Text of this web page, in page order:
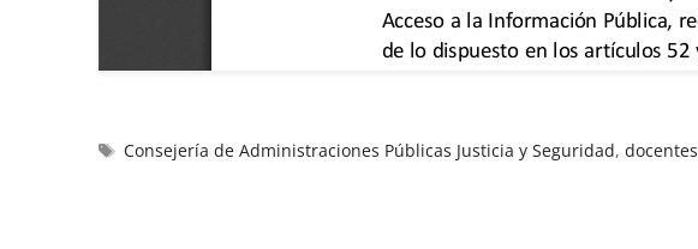
Consejería de Administraciones Públicas Justicia y Seguridad,docentes